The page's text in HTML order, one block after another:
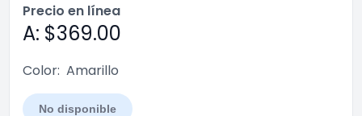
Precio en línea
A: $369.00
Color: Amarillo
No disponible